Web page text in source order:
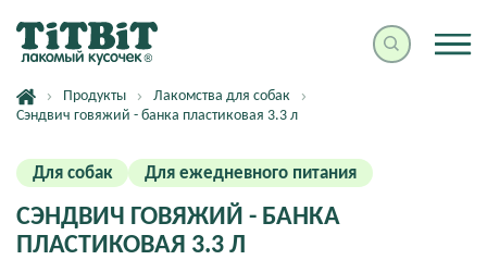
Продукты
Лакомства для собак
Сэндвич говяжий - банка пластиковая 3.3 л
Для собак Для ежедневного питания
СЭНДВИЧ ГОВЯЖИЙ - БАНКА
ПЛАСТИКОВАЯ 3.3 Л